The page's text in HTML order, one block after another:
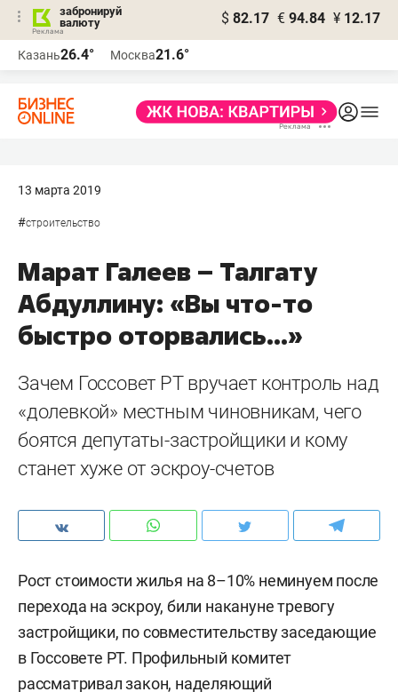
забронируй
валюту
$ 82.17 € 94.84 ¥ 12.17
Казань26.4° Москва21.6°
13 марта 2019
#строительство
Марат Галеев – Талгату
Абдуллину: «Вы что-то
быстро оторвались...»
Зачем Госсовет РТ вручает контроль над
«долевкой» местным чиновникам, чего
боятся депутаты-застройщики и кому
станет хуже от эскроу-счетов
Рост стоимости жилья на 8–10% неминуем после
перехода на эскроу, били накануне тревогу
застройщики, по совместительству заседающие
в Госсовете РТ. Профильный комитет
рассматривал закон, наделяющий